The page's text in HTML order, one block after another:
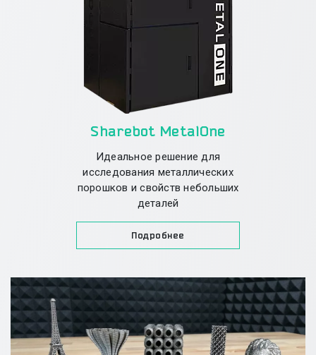
Sharebot MetalOne
Идеальное решение для
исследования металлических
порошков и свойств небольших
деталей
Подробнее